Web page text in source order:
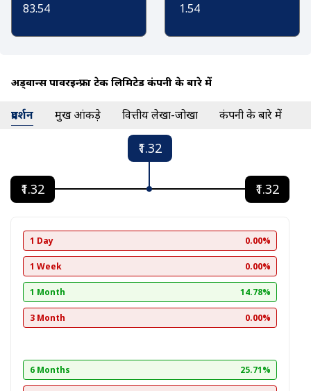
83.54 1.54
अड्वान्स पावरईन्फ्रा टेक लिमिटेड कंपनी के बारे में
प्रदर्शन प्रमुख आंकड़े वित्तीय लेखा-जोखा कंपनी के बारे में
₹1.32
₹1.32 ₹1.32
1 Day 0.00%
1 Week 0.00%
1 Month 14.78%
3 Month 0.00%
6 Months 25.71%